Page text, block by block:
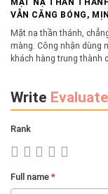
MẶT NẠ THẦN
VẪN CĂNG BÓNG,
Mặt nạ thần thánh,
màng. Công nhận dùng
khách hàng trung thành
Write Evaluate
Rank
Full name *